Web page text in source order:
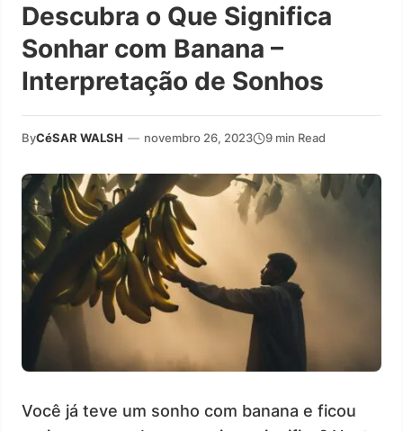
Descubra o Que Significa
Sonhar com Banana –
Interpretação de Sonhos
ByCéSAR WALSH — novembro 26, 2023 9 min Read
Você já teve um sonho com banana e ficou